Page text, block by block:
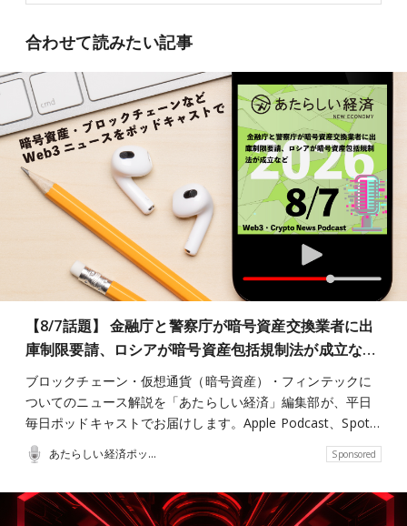
合わせて読みたい記事
【8/7話題】 金融庁と警察庁が暗号資産交換業者に出
庫制限要請、ロシアが暗号資産包括規制法が成立な…
ブロックチェーン・仮想通貨（暗号資産）・フィンテックに
ついてのニュース解説を「あたらしい経済」編集部が、平日
毎日ポッドキャストでお届けします。Apple Podcast、Spot…
あたらしい経済ポッドキャスト Sponsored